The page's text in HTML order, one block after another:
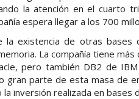
la atención en el cuarto
espera llegar a los 700
la existencia de otras bases
La compañía tiene
pero también DB2 de
gran parte de esta masa de
inversión realizada en bases